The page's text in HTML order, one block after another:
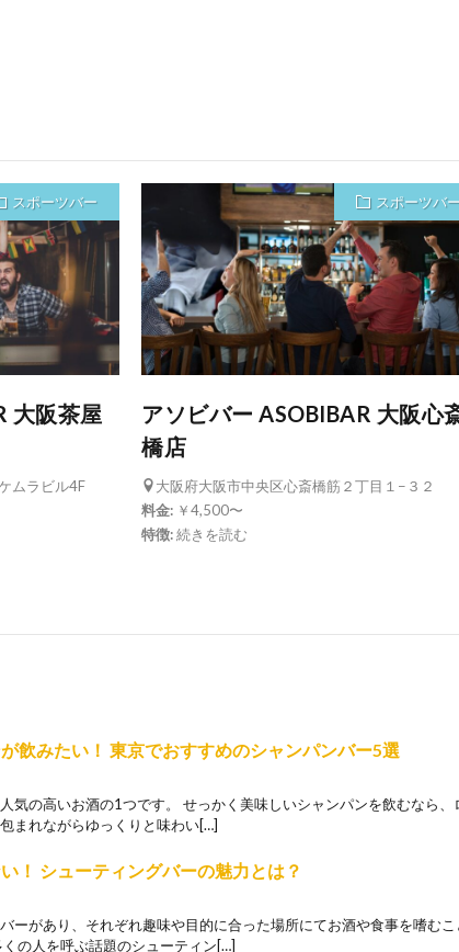
スポーツバー
大阪茶屋
ムラビル4F
スポーツバ
アソビバー ASOBIBAR 大阪心
橋店
大阪府大阪市中央区心斎橋筋２丁目１−３２
料金: ￥4,500〜
特徴:続きを読む
飲みたい！ 東京でおすすめのシャンパンバー5選
気の高いお酒の1つです。 せっかく美味しいシャンパンを飲むなら、
まれながらゆっくりと味わい[…]
！ シューティングバーの魅力とは？
ーがあり、それぞれ趣味や目的に合った場所にてお酒や食事を嗜むこ
の人を呼ぶ話題のシューティン[…]